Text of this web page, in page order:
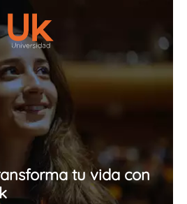
tu vida con